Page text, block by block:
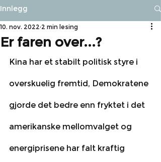
Innlegg
Er faren over...?
10. nov. 2022 2 min lesing
Kina har et stabilt politisk styre i
overskuelig fremtid, Demokratene
gjorde det bedre enn fryktet i det
amerikanske mellomvalget og
energiprisene har falt kraftig